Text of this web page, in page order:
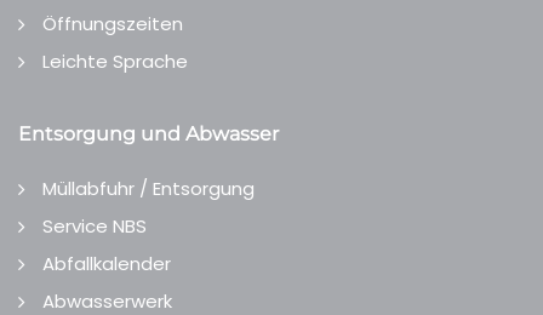
Öffnungszeiten
Leichte Sprache
Entsorgung und Abwasser
Müllabfuhr / Entsorgung
Service NBS
Abfallkalender
Abwasserwerk